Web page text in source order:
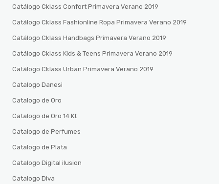
Catálogo Cklass Confort Primavera Verano 2019
Catálogo Cklass Fashionline Ropa Primavera Verano 2019
Catálogo Cklass Handbags Primavera Verano 2019
Catálogo Cklass Kids & Teens Primavera Verano 2019
Catálogo Cklass Urban Primavera Verano 2019
Catalogo Danesi
Catalogo de Oro
Catalogo de Oro 14 Kt
Catalogo de Perfumes
Catalogo de Plata
Catalogo Digital ilusion
Catalogo Diva